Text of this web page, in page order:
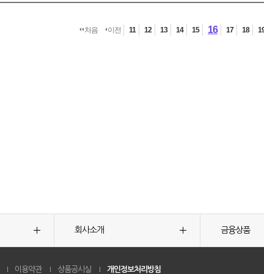
처음 이전 11 12 13 14 15 16 17 18
회사소개 금융상품
이용약관 상품공시실 개인정보처리방침